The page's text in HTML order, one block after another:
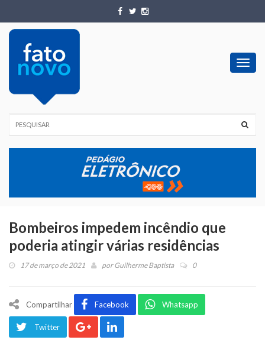
Bombeiros impedem incêndio que
poderia atingir várias residências
17 de março de 2021 porGuilherme Baptista 0
Compartilhar Facebook Whatsapp
Twitter